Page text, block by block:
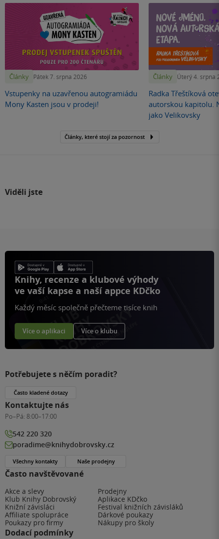
Články Pátek 7. srpna 2026
Vstupenky na uzavřenou autogramiádu
Mony Kasten jsou v prodeji!
Články Úterý 4. srpna
Radka Třeštíková
autorskou kapitolu.
jako Velikovsky
Články, které stojí za pozornost
Viděli jste
Knihy, recenze a klubové výhody
ve vaší kapse a naší appce KDčko
Každý měsíc společně přečteme tisíce knih
Více o aplikaci Více o klubu
Často navštěvované
Akce a slevy
Prodejny
Klub Knihy Dobrovský
Aplikace KDčko
Knižní závisláci
Festival knižních závisláků
Affiliate spolupráce
Dárkové poukazy
Poukazy pro firmy
Nákupy pro školy
Dodací podmínky
Potřebujete s něčím poradit?
Často kladené dotazy
Kontaktujte nás
Po–Pá: 8:00–17:00
542 220 320
poradime@knihydobrovsky.cz
Všechny kontakty Naše prodejny